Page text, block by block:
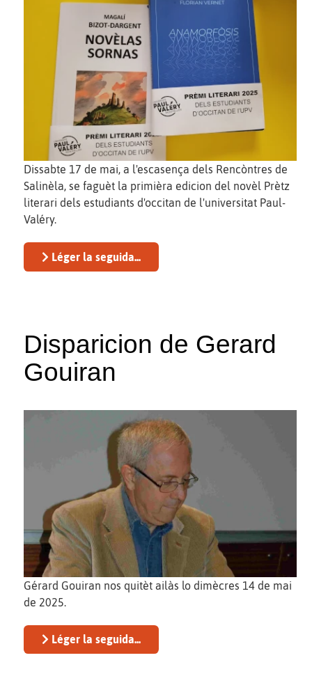
Dissabte 17 de mai, a l'escasença dels Rencòntres de
Salinèla, se faguèt la primièra edicion del novèl Prètz
literari dels estudiants d'occitan de l'universitat Paul-
Valéry.
Léger la seguida...
Disparicion de Gerard
Gouiran
Gérard Gouiran nos quitèt ailàs lo dimècres 14 de mai
de 2025.
Léger la seguida...